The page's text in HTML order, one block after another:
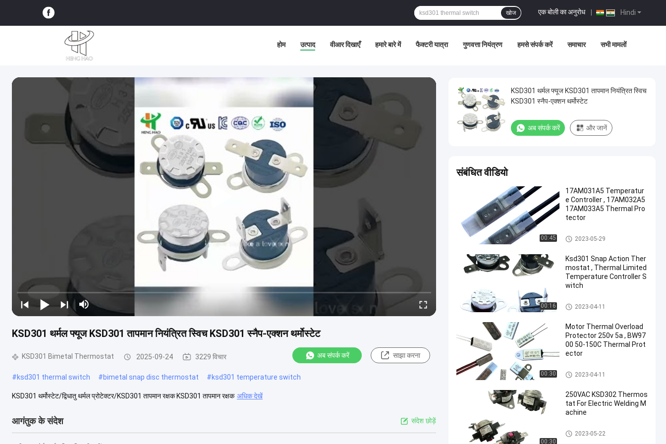
Hindi
एक बोली का अनुरोध
खोज
होम उत्पाद वीआर दिखाएँ हमारे बारे में फैक्टरी यात्रा गुणवत्ता नियंत्रण हमसे संपर्क करें समाचार सभी मामलों
KSD301 थर्मल फ्यूज KSD301 तापमान नियंत्रित स्विच KSD301 स्नैप-एक्शन थर्मोस्टेट
KSD301 Bimetal Thermostat 2025-09-24 3229 विचार अब संपर्क करें साझा करना
#ksd301 thermal switch #bimetal snap disc thermostat #ksd301 temperature switch
KSD301 थर्मोस्टेट/द्विधातु थर्मल प्रोटेक्टर/KSD301 तापमान रक्षक KSD301 तापमान रक्षक अधिक देखें
आगंतुक के संदेश संदेश छोड़ें
KSD301 थर्मल फ्यूज KSD301 तापमान नियंत्रित स्विच
KSD301 स्नैप-एक्शन थर्मोस्टेट
अब संपर्क करें और जानें
संबंधित वीडियो
00:45
17AM031A5 Temperatur
e Controller , 17AM032A5
17AM033A5 Thermal Pro
tector
17AM Thermal Protector
2023-05-29
00:16
Ksd301 Snap Action Ther
mostat , Thermal Limited
Temperature Controller S
witch
KSD301 Bimetal Thermostat
2023-04-11
00:30
Motor Thermal Overload
Protector 250v 5a , BW97
00 50-150C Thermal Prot
ector
KSD301 Bimetal Thermostat
2023-04-11
00:30
250VAC KSD302 Thermos
tat For Electric Welding M
achine
KSD302 Thermostat
2023-05-22